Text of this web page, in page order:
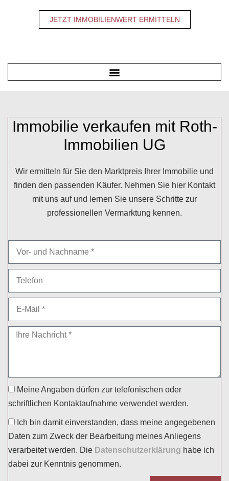
JETZT IMMOBILIENWERT ERMITTELN
Immobilie verkaufen mit Roth-
Immobilien UG
Wir ermitteln für Sie den Marktpreis Ihrer Immobilie und
finden den passenden Käufer. Nehmen Sie hier Kontakt
mit uns auf und lernen Sie unsere Schritte zur
professionellen Vermarktung kennen.
Meine Angaben dürfen zur telefonischen oder
schriftlichen Kontaktaufnahme verwendet werden.
Ich bin damit einverstanden, dass meine angegebenen
Daten zum Zweck der Bearbeitung meines Anliegens
verarbeitet werden. Die Datenschutzerklärung habe ich
dabei zur Kenntnis genommen.